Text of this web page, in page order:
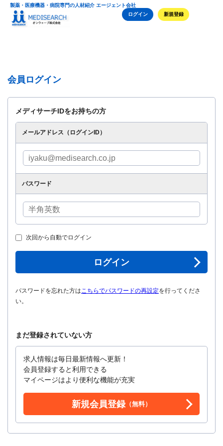
製薬・医療機器・病院専門の人材紹介 エージェント会社
ログイン
新規登録
会員ログイン
メディサーチIDをお持ちの方
メールアドレス（ログインID）
パスワード
次回から自動でログイン
ログイン
パスワードを忘れた方はこちらでパスワードの再設定を行ってくださ
い。
まだ登録されていない方
求人情報は毎日最新情報へ更新！
会員登録すると利用できる
マイページはより便利な機能が充実
新規会員登録（無料）